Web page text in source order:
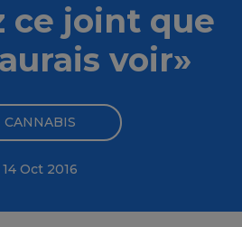
ce joint que
voir»
CANNABIS
14 Oct 2016